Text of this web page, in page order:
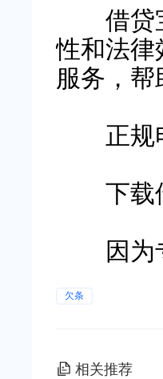
借贷宝
性和法
服务，
正
下载借
因为专
欠条
相关推荐